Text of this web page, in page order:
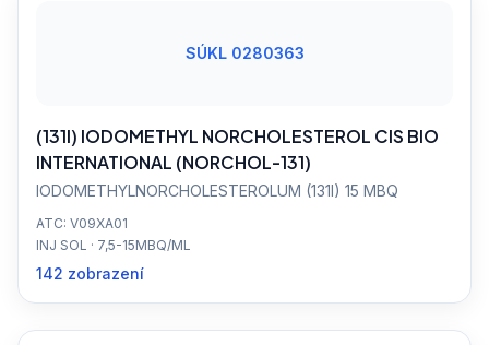
SÚKL 0280363
(131I) IODOMETHYL NORCHOLESTEROL CIS BIO
INTERNATIONAL (NORCHOL-131)
IODOMETHYLNORCHOLESTEROLUM (131I) 15 MBQ
ATC: V09XA01
INJ SOL · 7,5-15MBQ/ML
142 zobrazení